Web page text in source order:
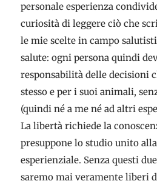
personale esperienza
curiosità di leggere ciò che
le mie scelte in campo
salute: ogni persona quindi
responsabilità delle decisioni
stesso e per i suoi animali,
(quindi né a me né ad altri
La libertà richiede la
presuppone lo studio unito
esperienziale. Senza questi
saremo mai veramente liberi